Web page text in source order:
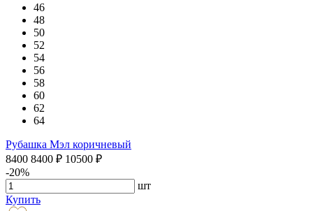
46
48
50
52
54
56
58
60
62
64
Рубашка Мэл коричневый
8400 8400 ₽ 10500 ₽
-20%
шт
Купить